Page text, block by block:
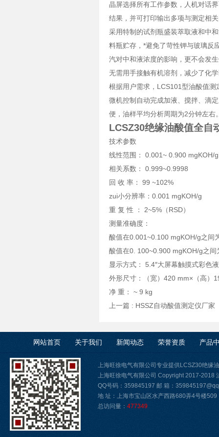
晶屏选择所有工作参数，人机对话
结果，并可打印输出多项与测定相
采用特制的试剂瓶盛装萃取液和中
料瓶贮存，*避免了苛性钾与玻璃反
汽对中和液浓度的影响，更不会发
无需用手接触有机溶剂，减少了化
根据用户需求，LCS101型油酸值
微机控制自动完成加液、搅拌、滴
便，油样平均分析周期为2分钟左
LCSZ30绝缘油酸值全自
技术参数
线性范围： 0.001~ 0.900 mgKOH/
相关系数： 0.999~0.9998
回 收 率： 99 ~102%
zui小分辨率：0.001 mgKOH/g
重 复 性 ： 2~5%（RSD）
测量准确度：
酸值在0.001~0.100 mgKOH/g之间
酸值在0. 100~0.900 mgKOH/g之间
显示方式： 5.4″大屏幕触摸式彩色
外形尺寸：（宽）420 mm×（高）
净 重： ~ 9 kg
上一篇 : HSSZ自动酸值测定仪厂家
网站首页 关于我们 新闻动态 荣誉资质 产品
上海旺徐电气有限公司专业提供LCSZ30绝缘
上海旺徐电气有限公司 Copyright 2017-2018
QQ号码：359845197 邮 箱：
地 址：上海市宝山区水产西路680弄4号楼509
总访问量： 477349